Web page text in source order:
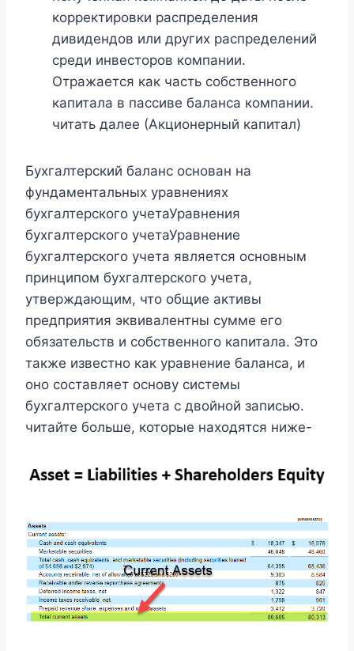
корректировки распределения
дивидендов или других распределений
среди инвесторов компании.
Отражается как часть собственного
капитала в пассиве баланса компании.
читать далее (Акционерный капитал)
Бухгалтерский баланс основан на
фундаментальных уравнениях
бухгалтерского учетаУравнения
бухгалтерского учетаУравнение
бухгалтерского учета является основным
принципом бухгалтерского учета,
утверждающим, что общие активы
предприятия эквивалентны сумме его
обязательств и собственного капитала. Это
также известно как уравнение баланса, и
оно составляет основу системы
бухгалтерского учета с двойной записью.
читайте больше, которые находятся ниже-